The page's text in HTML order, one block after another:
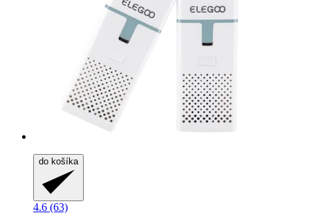
do košíka
4.6 (63)